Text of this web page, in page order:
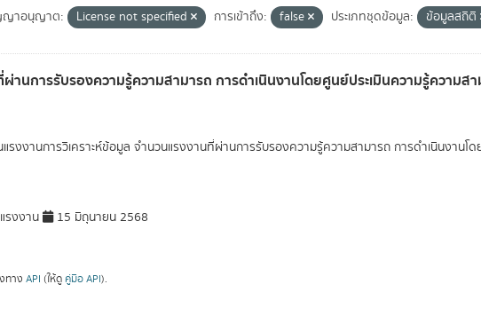
าอนุญาต: License not specified การเข้าถึง: false ประเภทชุดข้อมูล: ข้อมูลสถิติ
านการรับรองความรู้ความสามารถ การดำเนินงานโดยศูนย์ประเมินความรู้ความส
งงานการวิเคราะห์ข้อมูล จำนวนแรงงานที่ผ่านการรับรองความรู้ความสามารถ การดำเนินงานโด
งงาน 15 มิถุนายน 2568
ทาง API (ให้ดู คู่มือ API).